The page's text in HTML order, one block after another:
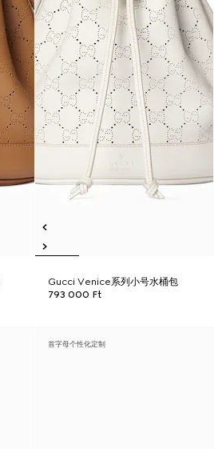
Gucci Venice系列小号水桶包
793 000 Ft
首字母个性化定制